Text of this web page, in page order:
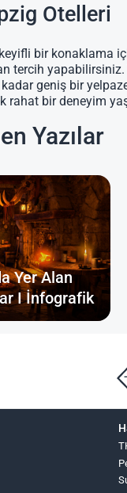
Otelleri
bir konaklama
tercih
geniş bir
rahat bir deneyim
Yazılar
Yer Alan
I İnfografik